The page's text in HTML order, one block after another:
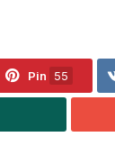
Pin 55